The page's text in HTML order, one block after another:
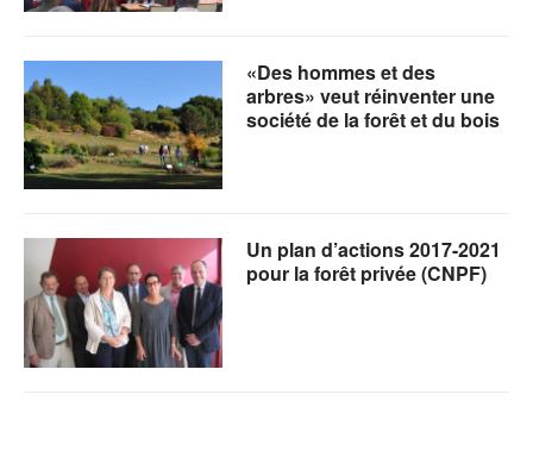
«Des hommes et des
arbres» veut réinventer une
société de la forêt et du bois
Un plan d’actions 2017-2021
pour la forêt privée (CNPF)